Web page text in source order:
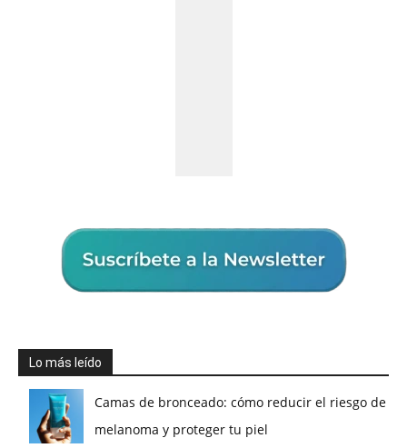
Lo más leído
Camas de bronceado: cómo reducir el riesgo de
melanoma y proteger tu piel